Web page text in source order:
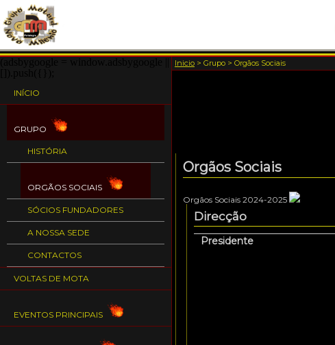
INÍCIO
GRUPO
HISTÓRIA
ORGÃOS SOCIAIS
SÓCIOS FUNDADORES
A NOSSA SEDE
CONTACTOS
VOLTAS DE MOTA
EVENTOS PRINCIPAIS
Inicio > Grupo > Orgãos Sociais
Orgãos Sociais
Orgãos Sociais 2024-2025
Direcção
Presidente